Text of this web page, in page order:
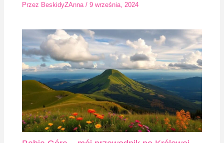
Przez BeskidyZAnna/9 września, 2024